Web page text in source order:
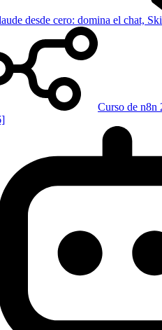
desde cero: domina el chat,
Curso de n8n